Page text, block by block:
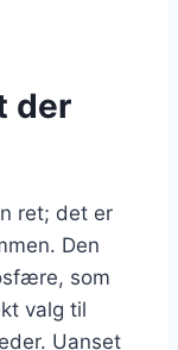
der
ret; det er
Den
som
valg til
Uanset